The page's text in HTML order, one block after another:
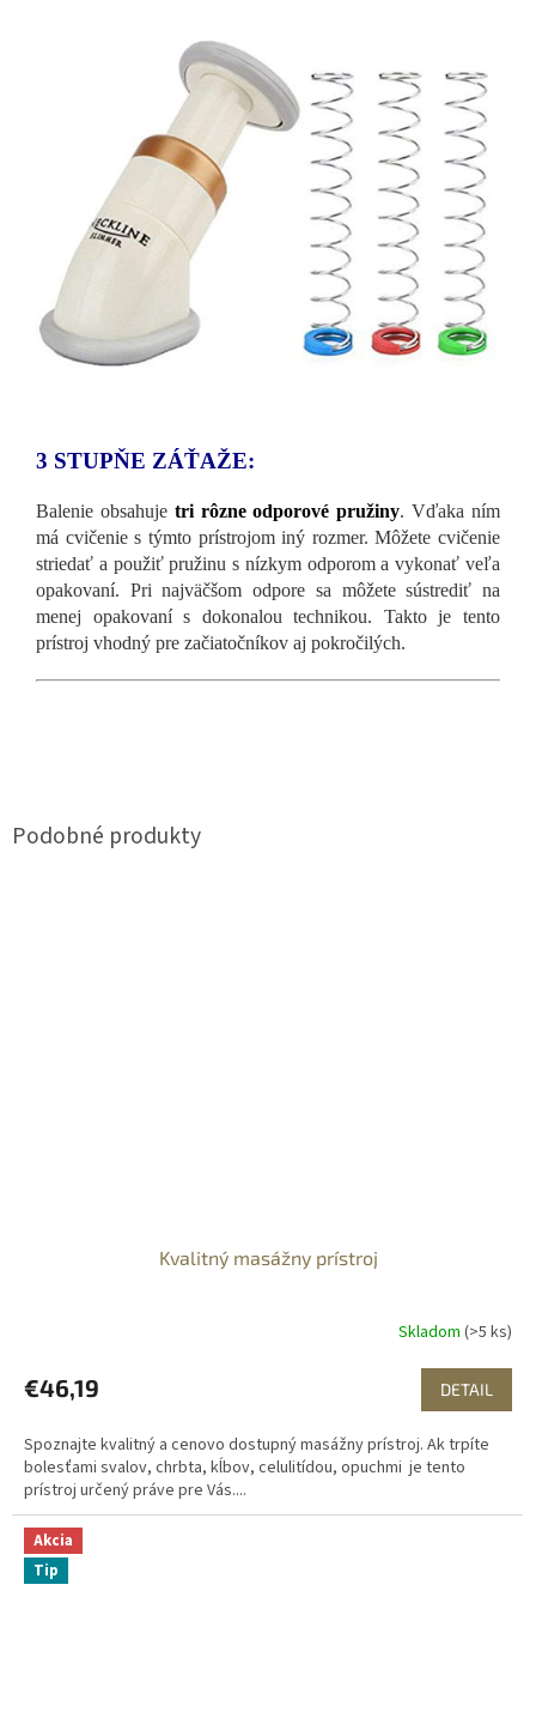
3 STUPŇE ZÁŤAŽE:
Balenie obsahuje tri rôzne odporové pružiny. Vďaka ním
má cvičenie s týmto prístrojom iný rozmer. Môžete cvičenie
striedať a použiť pružinu s nízkym odporom a vykonať veľa
opakovaní. Pri najväčšom odpore sa môžete sústrediť na
menej opakovaní s dokonalou technikou. Takto je tento
prístroj vhodný pre začiatočníkov aj pokročilých.
Kvalitný masážny prístroj
Skladom (>5 ks)
€46,19 DETAIL
Spoznajte kvalitný a cenovo dostupný masážny prístroj. Ak trpíte
bolesťami svalov, chrbta, kĺbov, celulitídou, opuchmi je tento
prístroj určený práve pre Vás....
Akcia
Tip